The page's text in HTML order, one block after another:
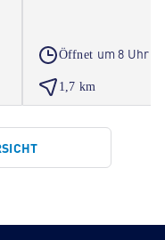
Öffnet um 8 Uhr
1,7 km